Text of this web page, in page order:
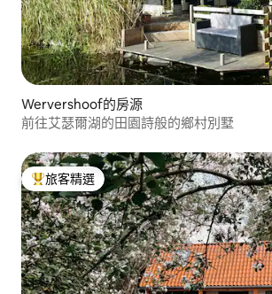
Wervershoof的房源
前往艾瑟爾湖的田園詩般的鄉村別墅
旅客精選榜首
旅客精選